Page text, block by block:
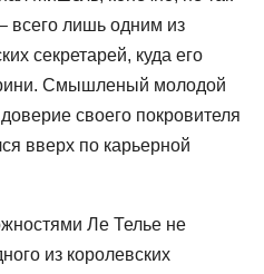
всего лишь одним из
секретарей, куда его
Смышленый молодой
своего покровителя
вверх по карьерной
Ле Телье не
из королевских